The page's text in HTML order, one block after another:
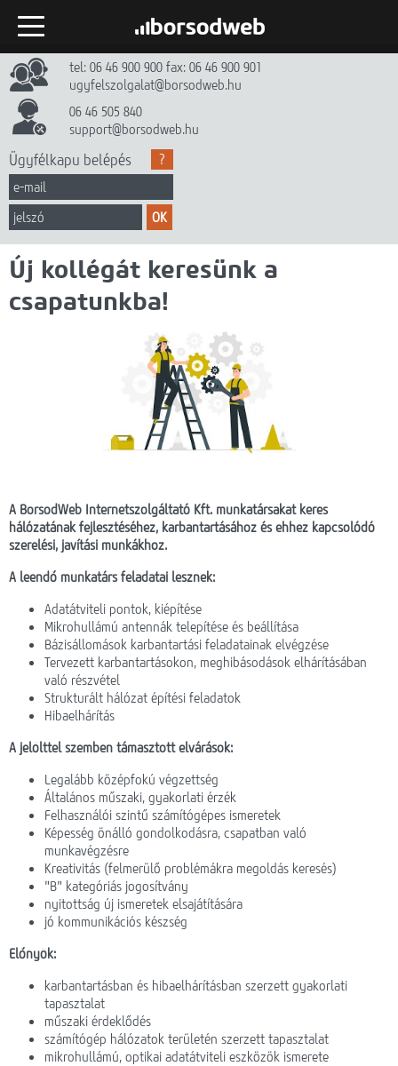
tel: 06 46 900 900 fax: 06 46 900 901
ugyfelszolgalat@borsodweb.hu
06 46 505 840
support@borsodweb.hu
?
Ügyfélkapu belépés
OK
Kezdőlap
Internet
TV
Egyéb szolgáltatások
Hírek
Gyik
Céginfó
HotZones vásárlás
On-line fizetés
Új kollégát keresünk a
csapatunkba!
A BorsodWeb Internetszolgáltató Kft. munkatársakat keres
hálózatának fejlesztéséhez, karbantartásához és ehhez kapcsolódó
szerelési, javítási munkákhoz.
A leendő munkatárs feladatai lesznek:
Adatátviteli pontok, kiépítése
Mikrohullámú antennák telepítése és beállítása
Bázisállomások karbantartási feladatainak elvégzése
Tervezett karbantartásokon, meghibásodások elhárításában
való részvétel
Strukturált hálózat építési feladatok
Hibaelhárítás
A jelölttel szemben támasztott elvárások:
Legalább középfokú végzettség
Általános műszaki, gyakorlati érzék
Felhasználói szintű számítógépes ismeretek
Képesség önálló gondolkodásra, csapatban való
munkavégzésre
Kreativitás (felmerülő problémákra megoldás keresés)
"B" kategóriás jogosítvány
nyitottság új ismeretek elsajátítására
jó kommunikációs készség
Előnyök:
karbantartásban és hibaelhárításban szerzett gyakorlati
tapasztalat
műszaki érdeklődés
számítógép hálózatok területén szerzett tapasztalat
mikrohullámú, optikai adatátviteli eszközök ismerete